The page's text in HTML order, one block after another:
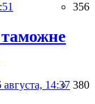
356
августа, 14:37 380